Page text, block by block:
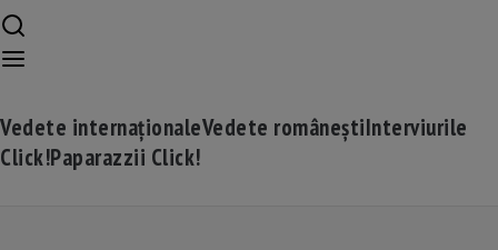
Vedete internaționaleVedete româneștiInterviurile
Click!Paparazzii Click!